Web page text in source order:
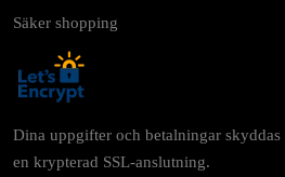
Säker shopping
Dina uppgifter och betalningar skyddas
en krypterad SSL-anslutning.